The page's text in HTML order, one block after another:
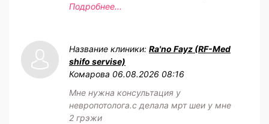
Подробнее...
Название клиники: Ra'no Fayz (RF-Med
shifo servise)
Комарова 06.08.2026 08:16
Мне нужна консультация у
невропотолога.с делала мрт шеи у мне
2 грэжи